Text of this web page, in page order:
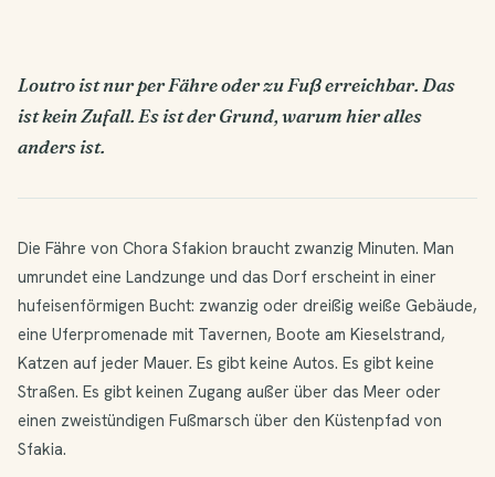
Loutro ist nur per Fähre oder zu Fuß erreichbar. Das
ist kein Zufall. Es ist der Grund, warum hier alles
anders ist.
Die Fähre von Chora Sfakion braucht zwanzig Minuten. Man
umrundet eine Landzunge und das Dorf erscheint in einer
hufeisenförmigen Bucht: zwanzig oder dreißig weiße Gebäude,
eine Uferpromenade mit Tavernen, Boote am Kieselstrand,
Katzen auf jeder Mauer. Es gibt keine Autos. Es gibt keine
Straßen. Es gibt keinen Zugang außer über das Meer oder
einen zweistündigen Fußmarsch über den Küstenpfad von
Sfakia.